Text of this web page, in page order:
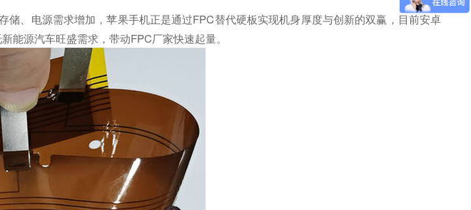
、电源需求增加，苹果手机正是通过FPC替代硬板实现机身厚度与创新的双赢，目前安卓
能源汽车旺盛需求，带动FPC厂家快速起量。